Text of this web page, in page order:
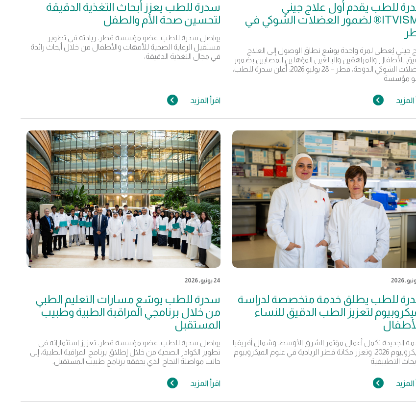
للطب يقدم أول علاج جيني
ITVISMA® لضمور العضلات الشوكي في
جيني يُعطى لمرة واحدة يوسّع نطاق الوصول إلى العلاج
للأطفال والمراهقين والبالغين المؤهلين المصابين بضمور
العضلات الشوكي الدوحة، قطر – 28 يوليو 2026: أعلن سدرة للطب،
مؤسسة
المزيد
سدرة للطب يعزز أبحاث التغذية الدقيقة
لتحسين صحة الأم والطفل
يواصل سدرة للطب، عضو مؤسسة قطر، ريادته في تطوير
مستقبل الرعاية الصحية للأمهات والأطفال من خلال أبحاث رائدة
في مجال التغذية الدقيقة،
اقرأ المزيد
للطب يطلق خدمة متخصصة لدراسة
لتعزيز الطب الدقيق للنساء
الجديدة تكمل أعمال مؤتمر الشرق الأوسط وشمال أفريقيا
للميكروبيوم 2026، وتعزز مكانة قطر الريادية في علوم الميكروبيوم
التطبيقية
المزيد
24 يونيو, 2026
سدرة للطب يوسّع مسارات التعليم الطبي
من خلال برنامجي المراقبة الطبية وطبيب
المستقبل
يواصل سدرة للطب، عضو مؤسسة قطر، تعزيز استثماراته في
تطوير الكوادر الصحية من خلال إطلاق برنامج المراقبة الطبية، إلى
جانب مواصلة النجاح الذي يحققه برنامج طبيب المستقبل.
اقرأ المزيد